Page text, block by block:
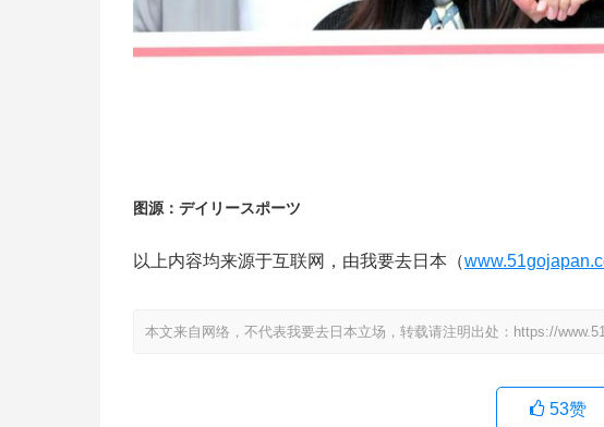
图源：デイリースポーツ
以上内容均来源于互联网，由我要去日本（
本文来自网络，不代表我要去日本立场，转载请注明出处：https://
53赞